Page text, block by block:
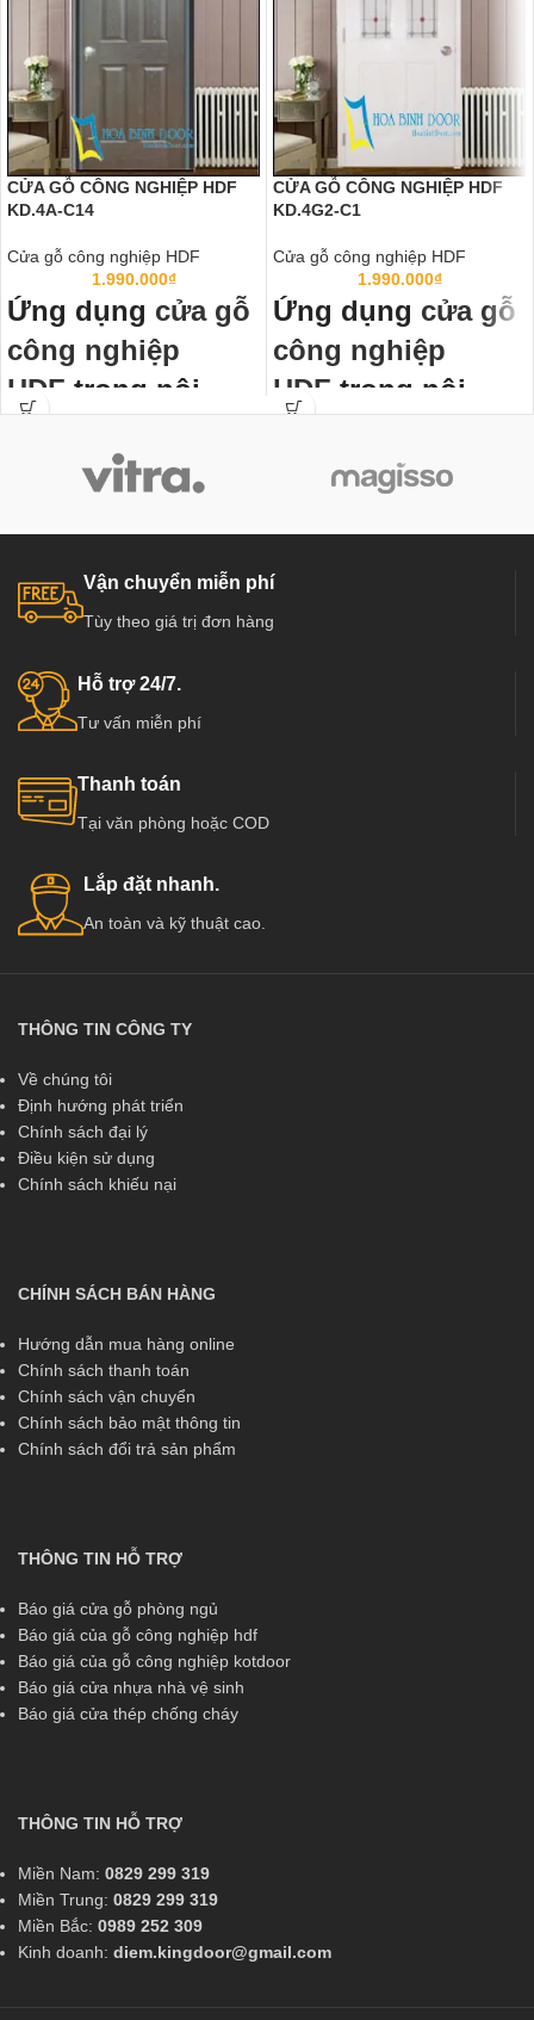
CỬA GỖ CÔNG NGHIỆP HDF
KD.4A-C14
Cửa gỗ công nghiệp HDF
1.990.000₫
Ứng dụng cửa gỗ
công nghiệp
HDF trong nội
Cửa gỗ công nghiệp HDF
chuẩn mực cửa thông phòng, cửa
Biệt thự, nhà phố ở các nước tiên
tiến như Mỹ, Hàn Quốc, Nhật Bản…
Đặc biệt đã và đang dần phát triển
cung cấp hàng chất lượng và uy tín
hàng đầu tại Việt Nam như :
Kingdoor, Hoabinhdoor…
CỬA GỖ CÔNG NGHIỆP HDF
KD.4G2-C1
Cửa gỗ công nghiệp HDF
1.990.000₫
Ứng dụng cửa gỗ
công nghiệp
HDF trong nội
Cửa gỗ công nghiệp HDF
chuẩn mực cửa thông phòng, cửa
tiến như Mỹ, Hàn Quốc, Nhật Bản…
Vận chuyển miễn phí
Tùy theo giá trị đơn hàng
Hỗ trợ 24/7.
Tư vấn miễn phí
Thanh toán
Tại văn phòng hoặc COD
Lắp đặt nhanh.
An toàn và kỹ thuật cao.
THÔNG TIN CÔNG TY
Về chúng tôi
Định hướng phát triển
Chính sách đại lý
Điều kiện sử dụng
Chính sách khiếu nại
CHÍNH SÁCH BÁN HÀNG
Hướng dẫn mua hàng online
Chính sách thanh toán
Chính sách vận chuyển
Chính sách bảo mật thông tin
Chính sách đổi trả sản phẩm
THÔNG TIN HỖ TRỢ
Báo giá cửa gỗ phòng ngủ
Báo giá của gỗ công nghiệp hdf
Báo giá của gỗ công nghiệp kotdoor
Báo giá cửa nhựa nhà vệ sinh
Báo giá cửa thép chống cháy
THÔNG TIN HỖ TRỢ
Miền Nam: 0829 299 319
Miền Trung: 0829 299 319
Miền Bắc: 0989 252 309
Kinh doanh: diem.kingdoor@gmail.com